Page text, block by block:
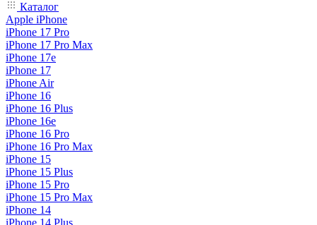
Каталог
Apple iPhone
iPhone 17 Pro
iPhone 17 Pro Max
iPhone 17e
iPhone 17
iPhone Air
iPhone 16
iPhone 16 Plus
iPhone 16e
iPhone 16 Pro
iPhone 16 Pro Max
iPhone 15
iPhone 15 Plus
iPhone 15 Pro
iPhone 15 Pro Max
iPhone 14
iPhone 14 Plus